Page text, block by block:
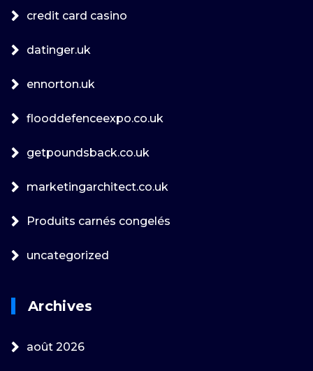
credit card casino
datinger.uk
ennorton.uk
flooddefenceexpo.co.uk
getpoundsback.co.uk
marketingarchitect.co.uk
Produits carnés congelés
uncategorized
Archives
août 2026